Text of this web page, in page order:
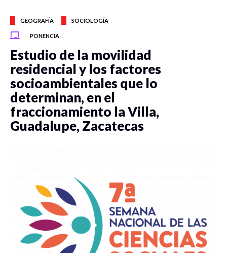
GEOGRAFÍA SOCIOLOGÍA
PONENCIA
Estudio de la movilidad
residencial y los factores
socioambientales que lo
determinan, en el
fraccionamiento la Villa,
Guadalupe, Zacatecas